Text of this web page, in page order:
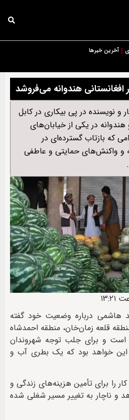
آخرین خبرها
افغانستانی هندوانه می‌فروشد
و نویسنده در پی بیکاری در کابل
در یکی از خیابان‌های
که بازتاب گسترده‌ای در
و واکنش‌های حمایتی و عاطفی
هاشمی درباره وضعیت خود گفته
قلعه زمان‌خان، منطقه احمدشاه
است و برای جلب توجه شهروندان
خواهد بود که یک بطری آب و
را برای تأمین هزینه‌های زندگی و
و ناچار به تغییر مسیر شغلی شده